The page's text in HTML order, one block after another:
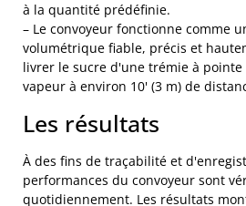
à la quantité prédéfinie.
– Le convoyeur fonctionne comme
volumétrique fiable, précis et
livrer le sucre d'une trémie à pointe
vapeur à environ 10' (3 m) de
Les résultats
À des fins de traçabilité et
performances du convoyeur sont
quotidiennement. Les résultats